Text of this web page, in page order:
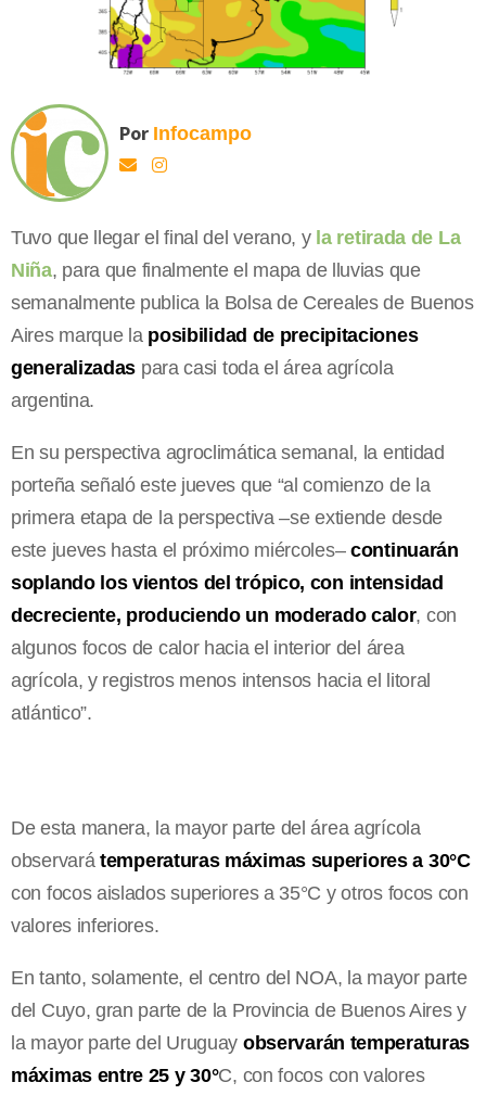
Por Infocampo
Tuvo que llegar el final del verano, y la retirada de La
Niña, para que finalmente el mapa de lluvias que
semanalmente publica la Bolsa de Cereales de Buenos
Aires marque la posibilidad de precipitaciones
generalizadas para casi toda el área agrícola
argentina.
En su perspectiva agroclimática semanal, la entidad
porteña señaló este jueves que “al comienzo de la
primera etapa de la perspectiva –se extiende desde
este jueves hasta el próximo miércoles–continuarán
soplando los vientos del trópico, con intensidad
decreciente, produciendo un moderado calor, con
algunos focos de calor hacia el interior del área
agrícola, y registros menos intensos hacia el litoral
atlántico”.
De esta manera, la mayor parte del área agrícola
observará temperaturas máximas superiores a 30°C
con focos aislados superiores a 35°C y otros focos con
valores inferiores.
En tanto, solamente, el centro del NOA, la mayor parte
del Cuyo, gran parte de la Provincia de Buenos Aires y
la mayor parte del Uruguay observarán temperaturas
máximas entre 25 y 30°C, con focos con valores